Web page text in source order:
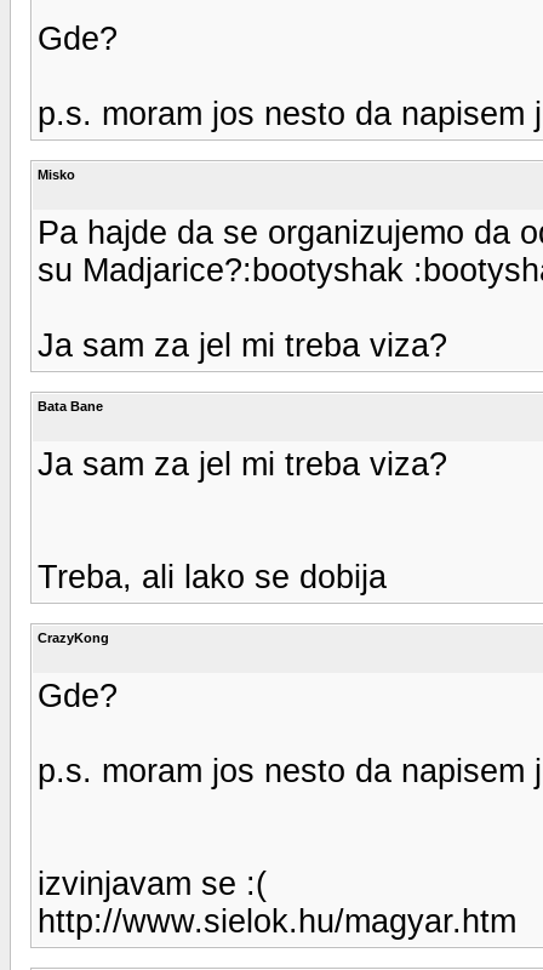
Gde?
p.s. moram jos nesto da
Misko
Pa hajde da se organizujemo da
su Madjarice?:bootyshak
Ja sam za jel mi treba viza?
Bata Bane
Ja sam za jel mi treba viza?
Treba, ali lako se dobija
CrazyKong
Gde?
p.s. moram jos nesto da
izvinjavam se :(
http://www.sielok.hu/magyar.htm